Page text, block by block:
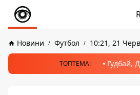
Новини Футбол 10:21, 21
ТОПТЕМА: Гудбай,